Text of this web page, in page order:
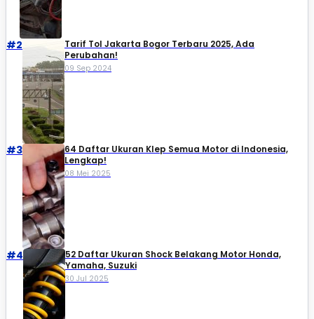
#2
Tarif Tol Jakarta Bogor Terbaru 2025, Ada
Perubahan!
09 Sep 2024
#3
64 Daftar Ukuran Klep Semua Motor di Indonesia,
Lengkap!
08 Mei 2025
#4
52 Daftar Ukuran Shock Belakang Motor Honda,
Yamaha, Suzuki​
30 Jul 2025